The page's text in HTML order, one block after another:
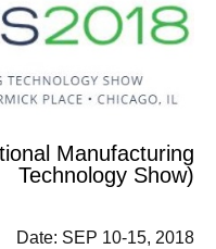
Manufacturing
Technology Show)
Date: SEP 10-15, 2018